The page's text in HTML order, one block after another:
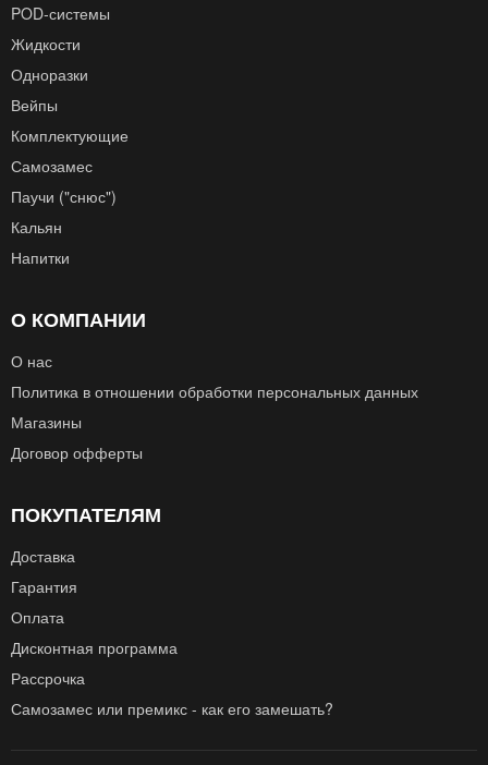
POD‑системы
Жидкости
Одноразки
Вейпы
Комплектующие
Самозамес
Паучи ("снюс")
Кальян
Напитки
О КОМПАНИИ
О нас
Политика в отношении обработки персональных данных
Магазины
Договор офферты
ПОКУПАТЕЛЯМ
Доставка
Гарантия
Оплата
Дисконтная программа
Рассрочка
Самозамес или премикс - как его замешать?